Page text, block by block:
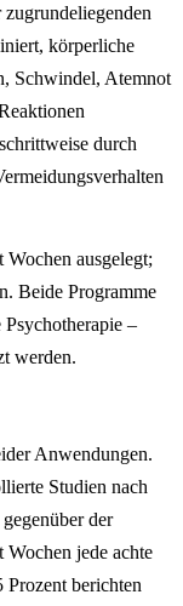
körperliche
Schwindel, Atemnot
durch
ausgelegt;
Beide Programme
–
werden.
Anwendungen.
Studien nach
der
Wochen jede achte
berichten